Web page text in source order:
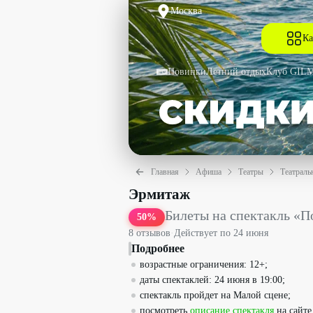
Москва
НовинкиЛетний отдыхКлуб
Главная Афиша Театры
Билеты на спектакль «Последнее
Эрмитаж
50% Билеты на спектакль
8 отзывов ·Действует по 24 июня
Подробнее
возрастные ограничения: 12+;
даты спектаклей: 24 июня в 19:00;
спектакль пройдет на Малой сцене;
посмотреть описание спектакля на сайте